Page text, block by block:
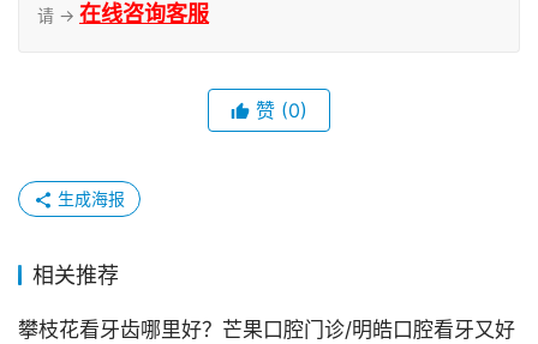
请 → 在线咨询客服
赞 (0)
生成海报
相关推荐
攀枝花看牙齿哪里好？芒果口腔门诊/明皓口腔看牙又好